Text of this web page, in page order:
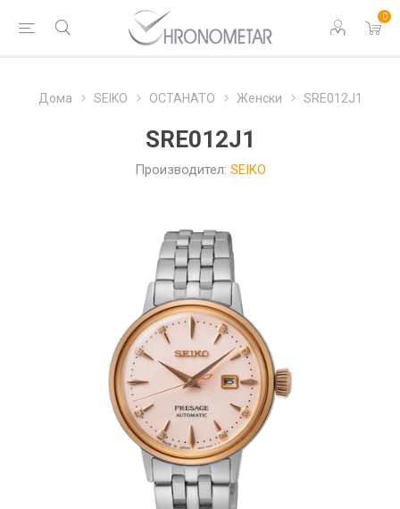
0
Дома SEIKO ОСТАНАТО Женски SRE012J1
SRE012J1
Производител: SEIKO